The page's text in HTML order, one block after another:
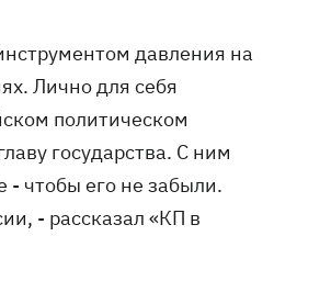
давления на
Лично для себя
политическом
государства. С ним
- чтобы его не забыли.
- рассказал «КП в